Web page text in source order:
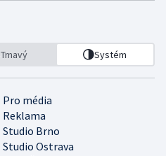
Tmavý Systém
Pro média
Reklama
Studio Brno
Studio Ostrava